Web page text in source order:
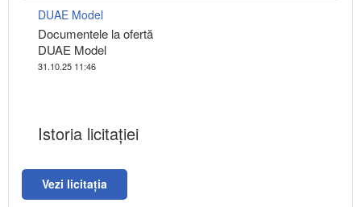
DUAE Model
Documentele la ofertă
DUAE Model
31.10.25 11:46
Istoria licitației
Vezi licitația